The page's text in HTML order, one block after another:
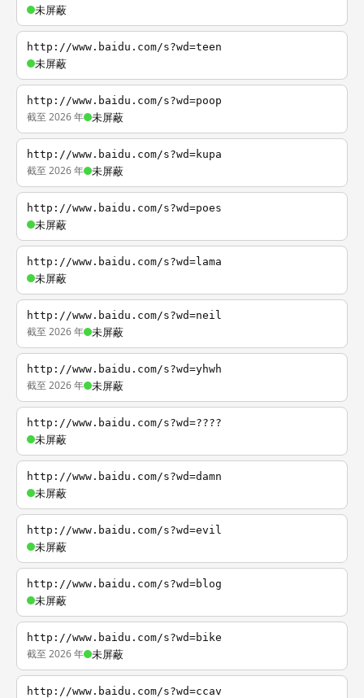
未屏蔽
http://www.baidu.com/s?wd=teen
未屏蔽
http://www.baidu.com/s?wd=poop
截至 2026 年 未屏蔽
http://www.baidu.com/s?wd=kupa
截至 2026 年 未屏蔽
http://www.baidu.com/s?wd=poes
未屏蔽
http://www.baidu.com/s?wd=lama
未屏蔽
http://www.baidu.com/s?wd=neil
截至 2026 年 未屏蔽
http://www.baidu.com/s?wd=yhwh
截至 2026 年 未屏蔽
http://www.baidu.com/s?wd=????
未屏蔽
http://www.baidu.com/s?wd=damn
未屏蔽
http://www.baidu.com/s?wd=evil
未屏蔽
http://www.baidu.com/s?wd=blog
未屏蔽
http://www.baidu.com/s?wd=bike
截至 2026 年 未屏蔽
http://www.baidu.com/s?wd=ccav